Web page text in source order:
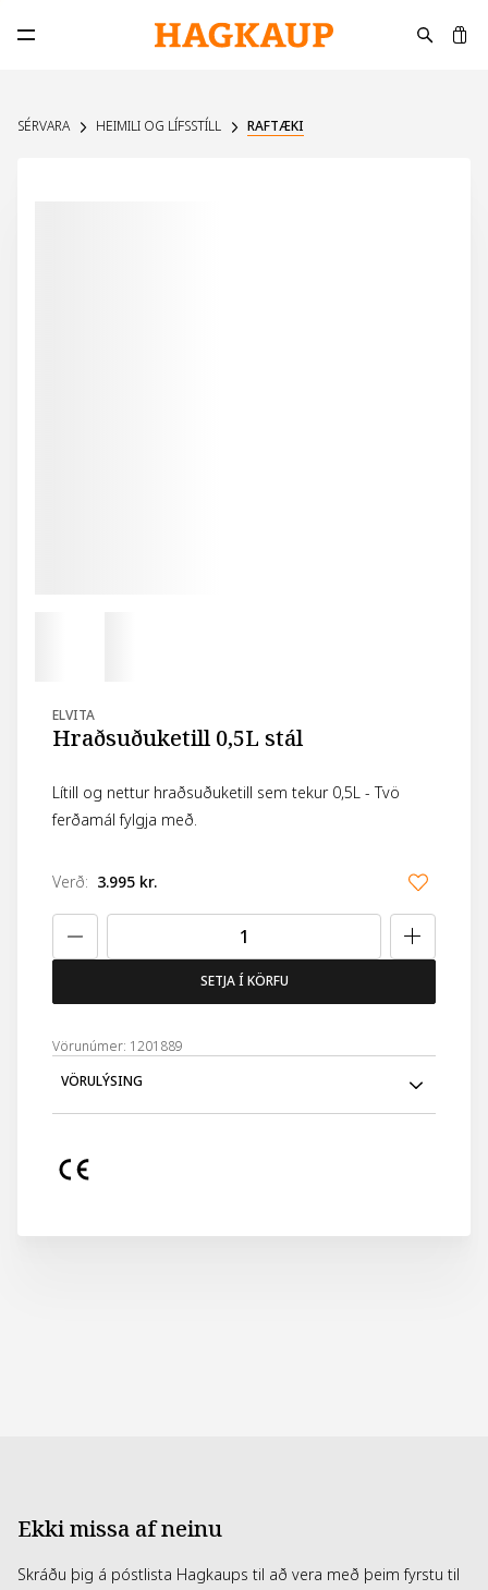
Opna aðalvalmynd
SÉRVARA HEIMILI OG LÍFSSTÍLL RAFTÆKI
ELVITA
Hraðsuðuketill 0,5L stál
Lítill og nettur hraðsuðuketill sem tekur 0,5L - Tvö
ferðamál fylgja með.
Verð: 3.995 kr.
SETJA Í KÖRFU
Vörunúmer: 1201889
VÖRULÝSING
Ekki missa af neinu
Skráðu þig á póstlista Hagkaups til að vera með þeim fyrstu til